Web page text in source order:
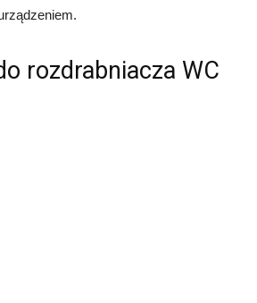
rozdrabniacza WC